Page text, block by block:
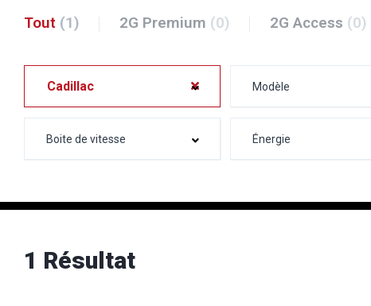
Cadillac
Tout (1) 2G Premium (0) 2G Access (0)
1 Résultat